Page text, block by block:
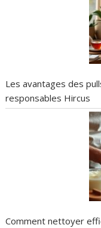
Les avantages des
responsables Hircus
Comment nettoyer